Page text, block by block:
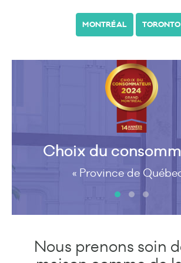
MONTRÉAL TORONTO
Choix du
« Province de
Nous prenons soin